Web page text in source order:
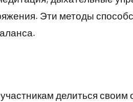
Эти методы
делиться